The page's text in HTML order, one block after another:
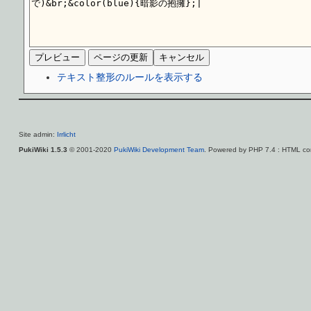
テキスト整形のルールを表示する
Site admin: Irrlicht
PukiWiki 1.5.3 © 2001-2020 PukiWiki Development Team. Powered by PHP 7.4 : HTML